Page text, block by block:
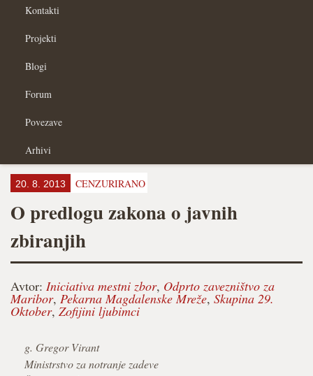
Kontakti
Projekti
Blogi
Forum
Povezave
Arhivi
20. 8. 2013 CENZURIRANO
O predlogu zakona o javnih
zbiranjih
Avtor: Iniciativa mestni zbor, Odprto zavezništvo za
Maribor, Pekarna Magdalenske Mreže, Skupina 29.
Oktober, Zofijini ljubimci
g. Gregor Virant
Ministrstvo za notranje zadeve